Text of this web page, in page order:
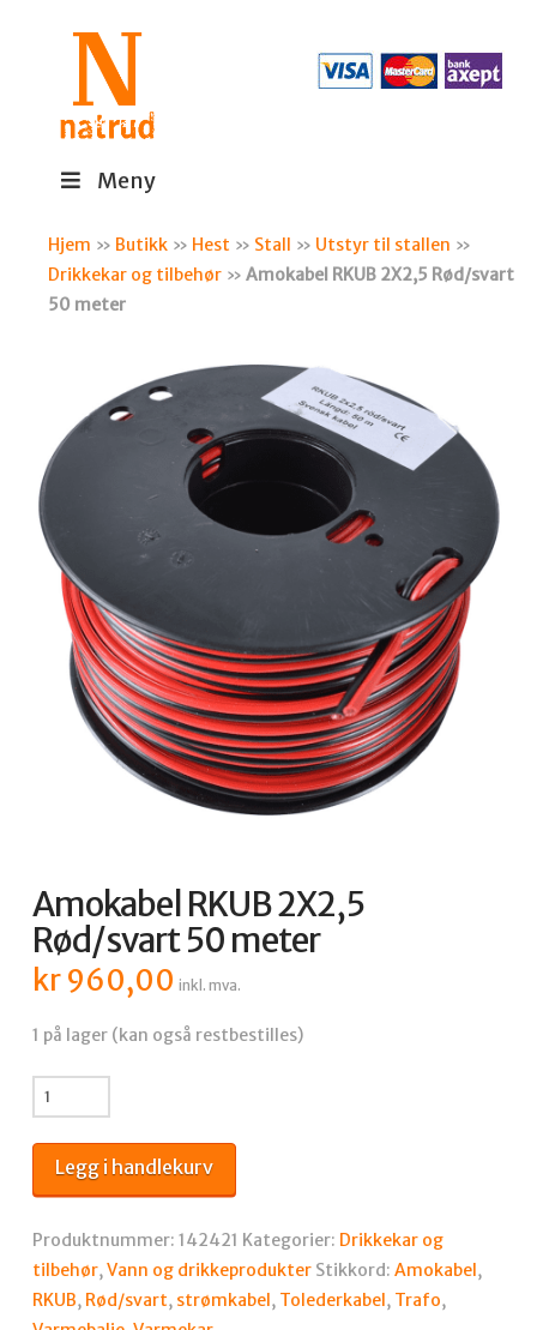
Meny
Hjem » Butikk » Hest » Stall » Utstyr til stallen »
Drikkekar og tilbehør »Amokabel RKUB 2X2,5 Rød/svart
50 meter
Amokabel RKUB 2X2,5
Rød/svart 50 meter
kr960,00 inkl. mva.
1 på lager (kan også restbestilles)
Amokabel
RKUB
2X2,5
Rød/svart
meter
antall
Legg i handlekurv
Produktnummer: 142421 Kategorier: Drikkekar og
tilbehør,Vann og drikkeprodukter Stikkord: Amokabel,
RKUB, Rød/svart, strømkabel, Tolederkabel, Trafo,